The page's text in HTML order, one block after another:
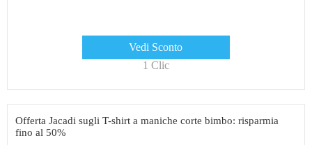
Vedi Sconto
1 Clic
Offerta Jacadi sugli T-shirt a maniche corte bimbo: risparmia
fino al 50%